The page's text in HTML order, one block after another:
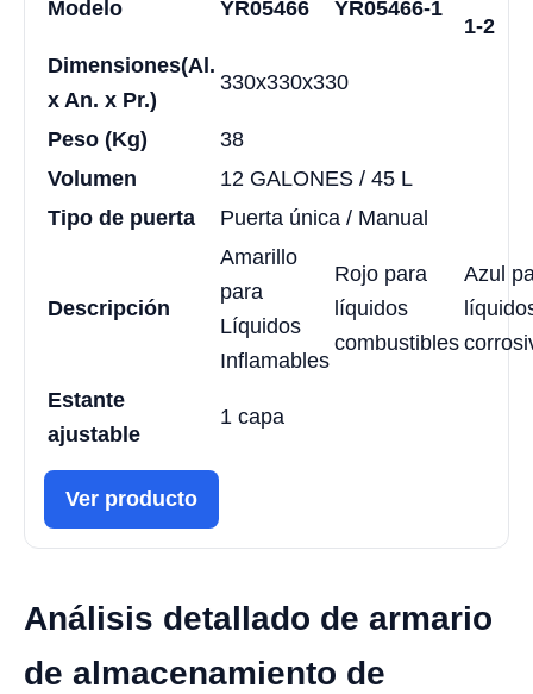
Modelo YR05466 YR05466-1
1-2
Dimensiones(Al.
x An. x Pr.)
330x330x330
Peso (Kg)
38
Volumen
12 GALONES / 45 L
Tipo de puerta
Puerta única / Manual
Descripción
Amarillo
para
Líquidos
Inflamables
Rojo para
líquidos
combustibles
Azul
Estante
ajustable
1 capa
Ver producto
Análisis detallado de armario
de almacenamiento de